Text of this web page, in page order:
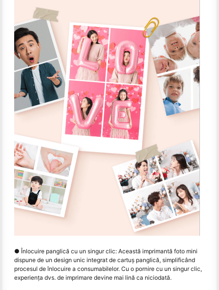
● Înlocuire panglică cu un singur clic: Această imprimantă foto mini
dispune de un design unic integrat de cartuș panglică, simplificând
procesul de înlocuire a consumabilelor. Cu o pornire cu un singur clic,
experiența dvs. de imprimare devine mai lină ca niciodată.